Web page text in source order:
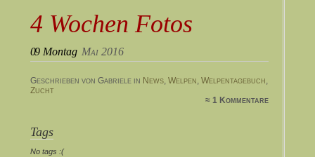
4 Wochen Fotos
09 Montag Mai 2016
Geschrieben von Gabriele in News, Welpen, Welpentagebuch,
Zucht
≈ 1 Kommentare
Tags
No tags :(